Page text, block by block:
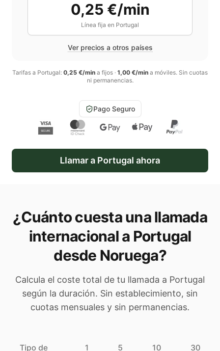
0,25 €/min
Línea fija en Portugal
Ver precios a otros países
Tarifas a Portugal: 0,25 €/min a fijos · 1,00 €/min a móviles. Sin cuotas
ni permanencias.
Pago Seguro
Llamar a Portugal ahora
¿Cuánto cuesta una llamada
internacional a Portugal
desde Noruega?
Calcula el coste total de tu llamada a Portugal
según la duración. Sin establecimiento, sin
cuotas mensuales y sin permanencias.
Tipo de
1
5
10
30